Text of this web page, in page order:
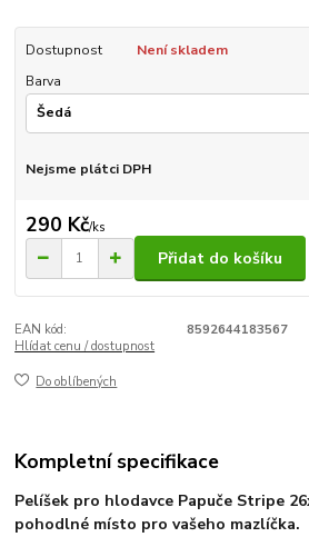
Dostupnost
Není skladem
Barva
Nejsme plátci DPH
290 Kč/ks
Přidat do košíku
EAN kód:
8592644183567
Hlídat cenu / dostupnost
Do oblíbených
Kompletní specifikace
Pelíšek pro hlodavce Papuče Stripe
pohodlné místo pro vašeho mazlíčka.